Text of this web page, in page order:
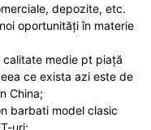
depozite, etc.
oportunități în materie
medie pt piață
ce exista azi este de
China;
barbati model clasic
uri;